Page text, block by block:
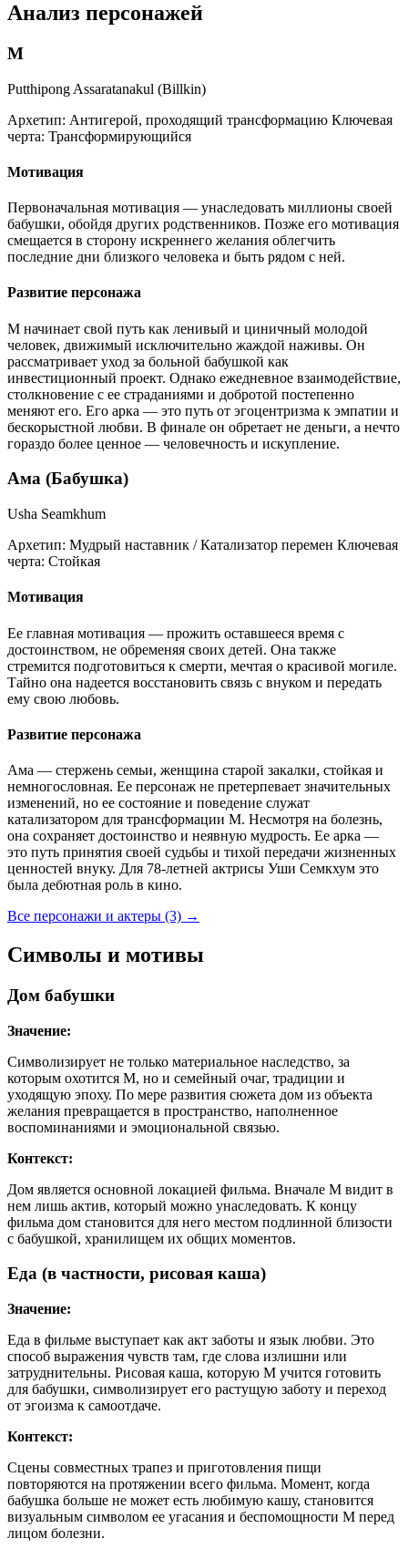
Анализ персонажей
М
Putthipong Assaratanakul (Billkin)
Архетип: Антигерой, проходящий трансформацию Ключевая
черта: Трансформирующийся
Мотивация
Первоначальная мотивация — унаследовать миллионы своей
бабушки, обойдя других родственников. Позже его мотивация
смещается в сторону искреннего желания облегчить
последние дни близкого человека и быть рядом с ней.
Развитие персонажа
М начинает свой путь как ленивый и циничный молодой
человек, движимый исключительно жаждой наживы. Он
рассматривает уход за больной бабушкой как
инвестиционный проект. Однако ежедневное взаимодействие,
столкновение с ее страданиями и добротой постепенно
меняют его. Его арка — это путь от эгоцентризма к эмпатии и
бескорыстной любви. В финале он обретает не деньги, а нечто
гораздо более ценное — человечность и искупление.
Ама (Бабушка)
Usha Seamkhum
Архетип: Мудрый наставник / Катализатор перемен Ключевая
черта: Стойкая
Мотивация
Ее главная мотивация — прожить оставшееся время с
достоинством, не обременяя своих детей. Она также
стремится подготовиться к смерти, мечтая о красивой могиле.
Тайно она надеется восстановить связь с внуком и передать
ему свою любовь.
Развитие персонажа
Ама — стержень семьи, женщина старой закалки, стойкая и
немногословная. Ее персонаж не претерпевает значительных
изменений, но ее состояние и поведение служат
катализатором для трансформации М. Несмотря на болезнь,
она сохраняет достоинство и неявную мудрость. Ее арка —
это путь принятия своей судьбы и тихой передачи жизненных
ценностей внуку. Для 78-летней актрисы Уши Семкхум это
была дебютная роль в кино.
Все персонажи и актеры (3) →
Символы и мотивы
Дом бабушки
Значение:
Символизирует не только материальное наследство, за
которым охотится М, но и семейный очаг, традиции и
уходящую эпоху. По мере развития сюжета дом из объекта
желания превращается в пространство, наполненное
воспоминаниями и эмоциональной связью.
Контекст:
Дом является основной локацией фильма. Вначале М видит в
нем лишь актив, который можно унаследовать. К концу
фильма дом становится для него местом подлинной близости
с бабушкой, хранилищем их общих моментов.
Еда (в частности, рисовая каша)
Значение:
Еда в фильме выступает как акт заботы и язык любви. Это
способ выражения чувств там, где слова излишни или
затруднительны. Рисовая каша, которую М учится готовить
для бабушки, символизирует его растущую заботу и переход
от эгоизма к самоотдаче.
Контекст:
Сцены совместных трапез и приготовления пищи
повторяются на протяжении всего фильма. Момент, когда
бабушка больше не может есть любимую кашу, становится
визуальным символом ее угасания и беспомощности М перед
лицом болезни.